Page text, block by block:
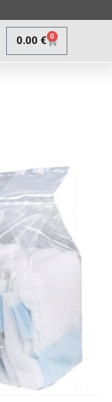
0.00€ 0